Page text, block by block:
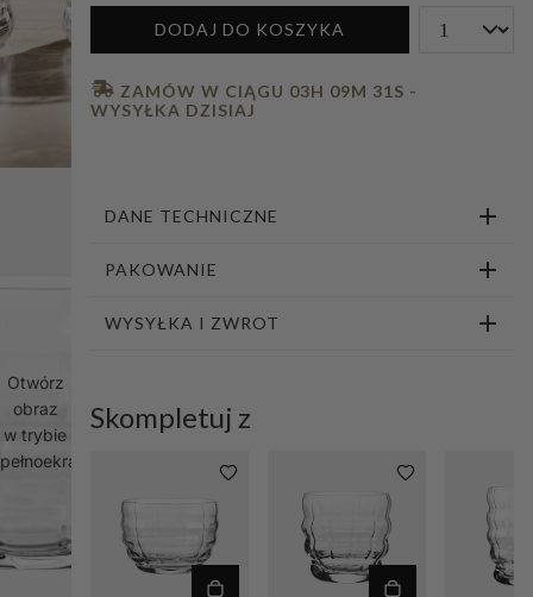
Otwórz
obraz
w trybie
pełnoekranowym
DODAJ DO KOSZYKA
DANE TECHNICZNE
PAKOWANIE
WYSYŁKA I ZWROT
Skompletuj z
ZAMÓW W CIĄGU 03H 09M 30S -
WYSYŁKA DZISIAJ